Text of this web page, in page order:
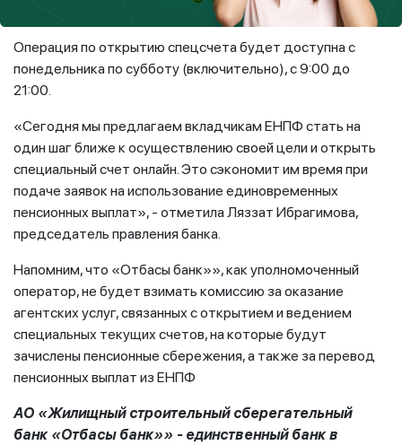
Операция по открытию спецсчета будет доступна с
понедельника по субботу (включительно), с 9:00 до
21:00.
«Сегодня мы предлагаем вкладчикам ЕНПФ стать на
один шаг ближе к осуществлению своей цели и открыть
специальный счет онлайн. Это сэкономит им время при
подаче заявок на использование единовременных
пенсионных выплат», - отметила Ляззат Ибрагимова,
председатель правления банка.
Напомним, что «Отбасы банк»», как уполномоченный
оператор, не будет взимать комиссию за оказание
агентских услуг, связанных с открытием и ведением
специальных текущих счетов, на которые будут
зачислены пенсионные сбережения, а также за перевод
пенсионных выплат из ЕНПФ
АО «Жилищный строительный сберегательный
банк «Отбасы банк»» - единственный банк в